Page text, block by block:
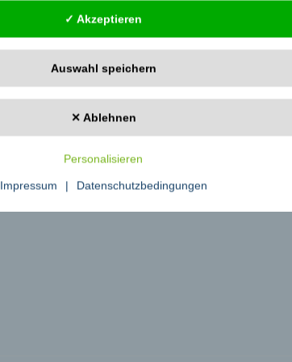
✓ Akzeptieren
Auswahl speichern
✕ Ablehnen
Personalisieren
Impressum | Datenschutzbedingungen